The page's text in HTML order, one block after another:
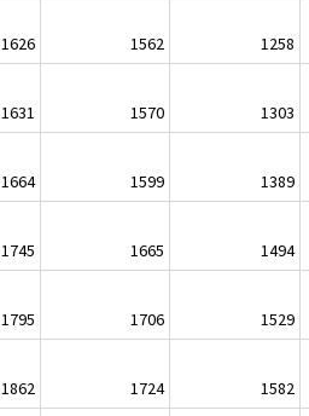
1626 1562
1258
1631 1570
1303
1664 1599
1389
1745 1665
1494
1795 1706
1529
1862 1724
1582